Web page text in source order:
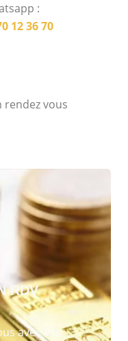
:
12 36 70
rendez vous
RDV
avec nos